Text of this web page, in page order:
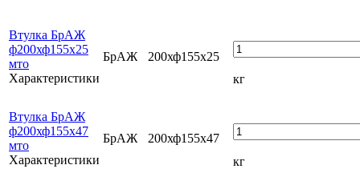
Втулка БрАЖ
ф200хф155х25
мто
Характеристики
БрАЖ
200хф155х25
кг
Втулка БрАЖ
ф200хф155х47
мто
Характеристики
БрАЖ
200хф155х47
кг